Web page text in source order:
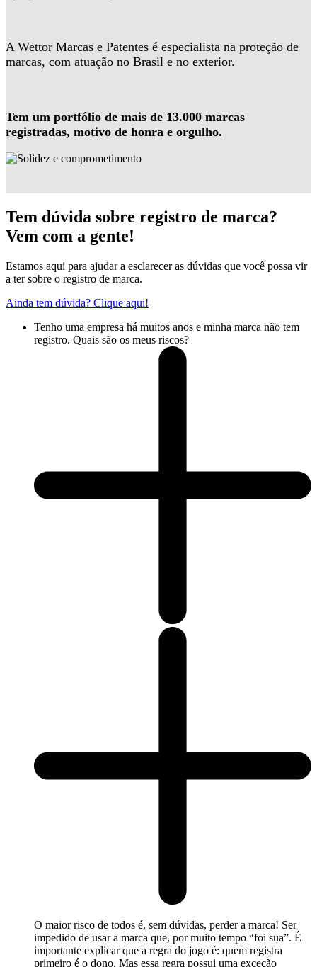
A Wettor Marcas e Patentes é especialista na proteção de
marcas, com atuação no Brasil e no exterior.
Tem um portfólio de mais de 13.000 marcas
registradas, motivo de honra e orgulho.
Tem dúvida sobre registro de marca?
Vem com a gente!
Estamos aqui para ajudar a esclarecer as dúvidas que você possa vir
a ter sobre o registro de marca.
Ainda tem dúvida? Clique aqui!
Tenho uma empresa há muitos anos e minha marca não tem
registro. Quais são os meus riscos?
O maior risco de todos é, sem dúvidas, perder a marca! Ser
impedido de usar a marca que, por muito tempo “foi sua”. É
importante explicar que a regra do jogo é: quem registra
primeiro é o dono. Mas essa regra possui uma exceção